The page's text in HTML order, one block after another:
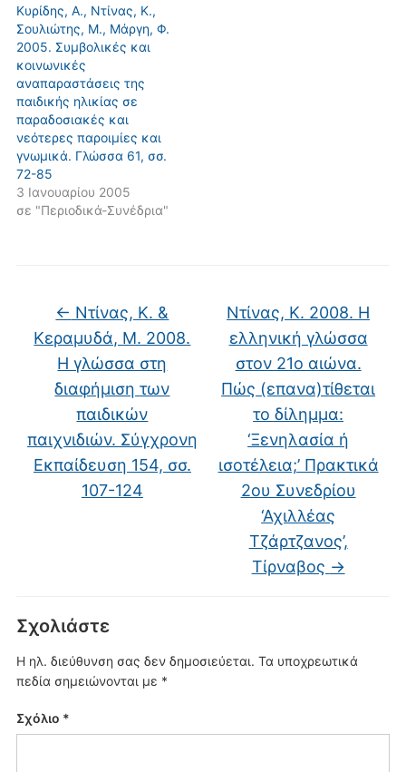
Κυρίδης, Α., Ντίνας, Κ.,
Σουλιώτης, Μ., Μάργη, Φ.
2005. Συμβολικές και
κοινωνικές
αναπαραστάσεις της
παιδικής ηλικίας σε
παραδοσιακές και
νεότερες παροιμίες και
γνωμικά. Γλώσσα 61, σσ.
72-85
3 Ιανουαρίου 2005
σε "Περιοδικά-Συνέδρια"
← Ντίνας, Κ. &
Κεραμυδά, Μ. 2008.
Η γλώσσα στη
διαφήμιση των
παιδικών
παιχνιδιών. Σύγχρονη
Eκπαίδευση 154, σσ.
107-124
Ντίνας, Κ. 2008. Η
ελληνική γλώσσα
στον 21ο αιώνα.
Πώς (επανα)τίθεται
το δίλημμα:
‘Ξενηλασία ή
ισοτέλεια;’ Πρακτικά
2ου Συνεδρίου
‘Αχιλλέας
Τζάρτζανος’,
Τίρναβος →
Σχολιάστε
Η ηλ. διεύθυνση σας δεν δημοσιεύεται. Τα υποχρεωτικά
πεδία σημειώνονται με *
Σχόλιο *